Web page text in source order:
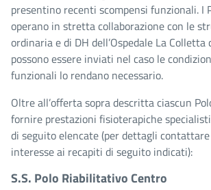
presentino recenti scompensi funzionali. I
operano in stretta collaborazione con le
ordinaria e di DH dell’Ospedale La
possono essere inviati nel caso le
funzionali lo rendano necessario.
Oltre all’offerta sopra descritta ciascun
fornire prestazioni fisioterapiche
di seguito elencate (per dettagli
interesse ai recapiti di seguito indicati):
S.S. Polo Riabilitativo Centro